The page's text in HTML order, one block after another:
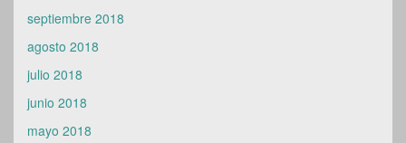
septiembre 2018
agosto 2018
julio 2018
junio 2018
mayo 2018